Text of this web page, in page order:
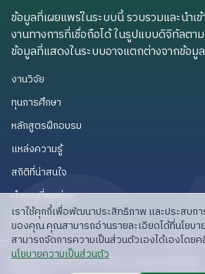
ข้อมูลที่เผยแพร่ในระบบนี้ รวบรวมและนำเ
งานทางการที่เชื่อถือได้ ในรูปแบบดิจิทัลต
ข้อมูลที่แสดงในระบบอาจแตกต่างจากข้อมู
งานวิจัย
ทุนการศึกษา
หลักสูตรฝึกอบรม
แหล่งความรู้แหล่งความรู้
สถิติที่น่าสนใจ
คำถามที่พบบ่อยคำถามที่พบบ่อย
API สำหรับนักพัฒนาAPI สำหรับนักพัฒนา
ลิขสิทธิ์ © 2025 สวก: สำนักงานพัฒนาการวิจัย
เราใช้คุกกี้เพื่อพัฒนาประสิทธิภาพ และประสบก
ของคุณ คุณสามารถอ่านรายละเอียดได้ที่นโยบา
สามารถจัดการความเป็นส่วนตัวเองได้เองโดย
read privacy policy
นโยบายความเป็นส่วนตัว